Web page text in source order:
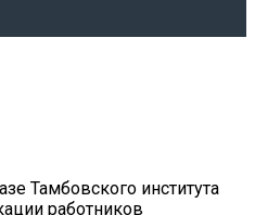
Тамбовского института
работников